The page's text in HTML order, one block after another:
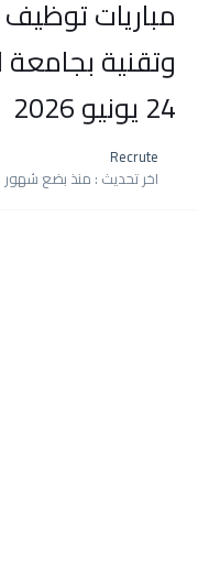
وتقنية بجامعة
24 يونيو 2026
Recrute
اخر تحديث : منذ بضع شهور